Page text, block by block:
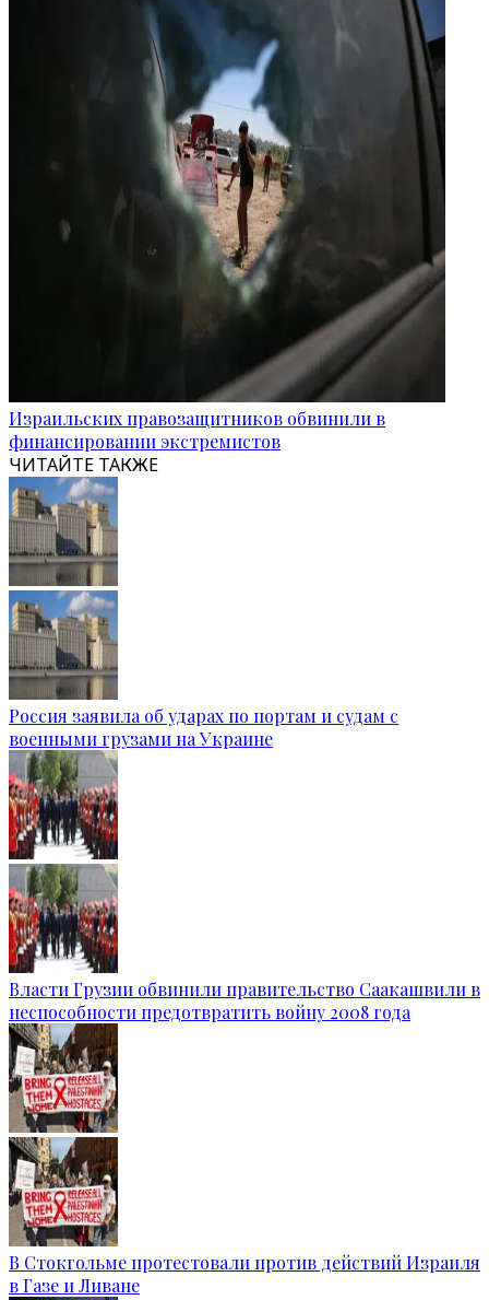
Израильских правозащитников обвинили в
финансировании экстремистов
ЧИТАЙТЕ ТАКЖЕ
Россия заявила об ударах по портам и судам с
военными грузами на Украине
Власти Грузии обвинили правительство Саакашвили в
неспособности предотвратить войну 2008 года
В Стокгольме протестовали против действий Израиля
в Газе и Ливане